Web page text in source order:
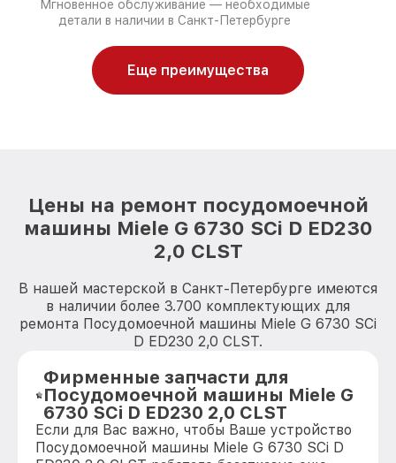
Мгновенное обслуживание — необходимые
детали в наличии в Санкт-Петербурге
Еще преимущества
Цены на ремонт посудомоечной
машины Miele G 6730 SCi D ED230
2,0 CLST
В нашей мастерской в Санкт-Петербурге имеются
в наличии более 3.700 комплектующих для
ремонта Посудомоечной машины Miele G 6730 SCi
D ED230 2,0 CLST.
Фирменные запчасти для
Посудомоечной машины Miele G
6730 SCi D ED230 2,0 CLST
Если для Вас важно, чтобы Ваше устройство
Посудомоечной машины Miele G 6730 SCi D